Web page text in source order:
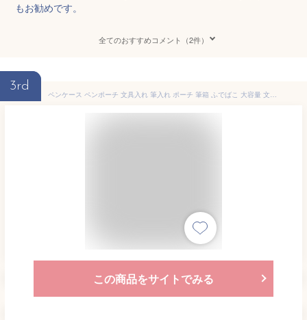
もお勧めです。
全てのおすすめコメント（2件）
3rd
ペンケース ペンポーチ 文具入れ 筆入れ ポーチ 筆箱 ふでばこ 大容量 文房具収納 文房具バッグ 筆記用具 小物入れポーチ 化粧品収納 化粧バッグ りょこバッグ ボックス型ペンケース 収納ポーチ ペンケース筆箱 多機能ペンケース ふで箱
この商品をサイトでみる